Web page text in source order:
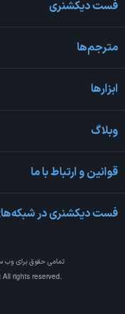
فست دیکشنری
مترجم‌ها
ابزارها
وبلاگ
قوانین و ارتباط با ما
فست دیکشنری در
تمامی حقوق برای وب
rights reserved.